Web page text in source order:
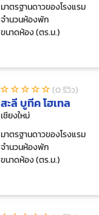
มาตรฐานดาวของโรงแรม
จำนวนห้องพัก
ขนาดห้อง (ตร.ม.)
(0 รีวิว)
สะลี บูทีค โฮเทล
เชียงใหม่
มาตรฐานดาวของโรงแรม
จำนวนห้องพัก
ขนาดห้อง (ตร.ม.)